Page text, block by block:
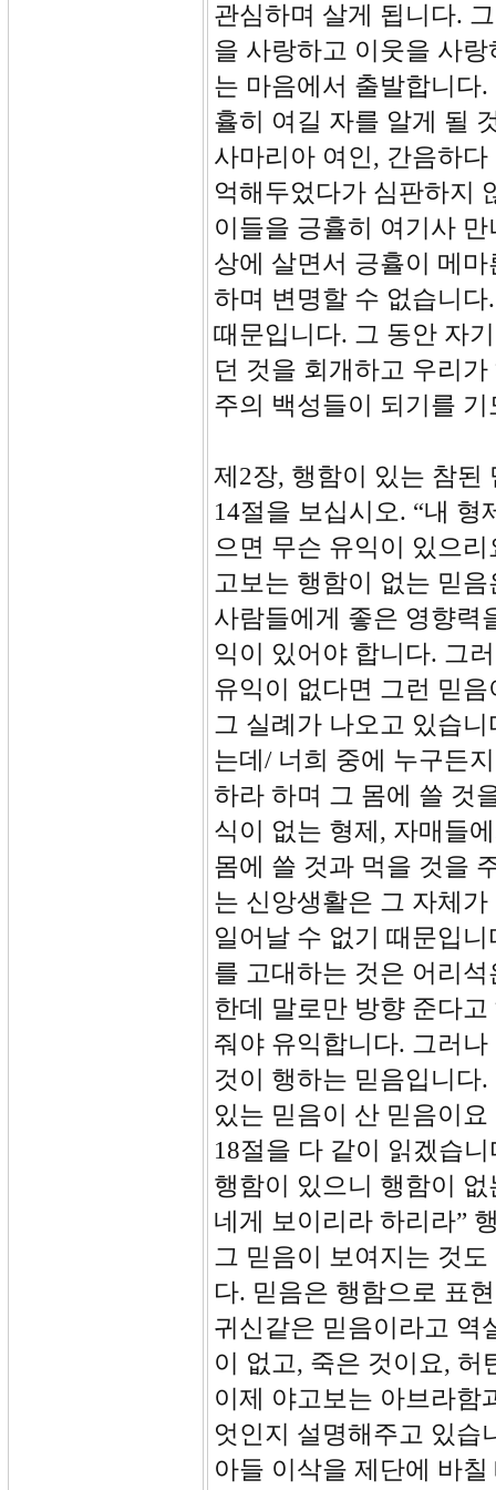
관심하며 살게 됩니다.
을 사랑하고 이웃을 사
는 마음에서 출발합니다
휼히 여길 자를 알게 될
사마리아 여인, 간음하
억해두었다가 심판하지
이들을 긍휼히 여기사
상에 살면서 긍휼이 메
하며 변명할 수 없습니
때문입니다. 그 동안 자
던 것을 회개하고 우리
주의 백성들이 되기를
제2장, 행함이 있는 참된
14절을 보십시오. “내
으면 무슨 유익이 있으
고보는 행함이 없는 믿
사람들에게 좋은 영향력
익이 있어야 합니다. 그
유익이 없다면 그런 믿
그 실례가 나오고 있습
는데/ 너희 중에 누구든
하라 하며 그 몸에 쓸 것
식이 없는 형제, 자매들
몸에 쓸 것과 먹을 것을
는 신앙생활은 그 자체
일어날 수 없기 때문입
를 고대하는 것은 어리
한데 말로만 방향 준다
줘야 유익합니다. 그러
것이 행하는 믿음입니다
있는 믿음이 산 믿음이
18절을 다 같이 읽겠습
행함이 있으니 행함이
네게 보이리라 하리라”
그 믿음이 보여지는 것
다. 믿음은 행함으로 표
귀신같은 믿음이라고 역
이 없고, 죽은 것이요, 허
이제 야고보는 아브라함
엇인지 설명해주고 있습
아들 이삭을 제단에 바